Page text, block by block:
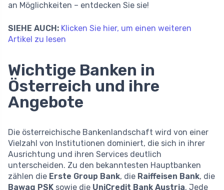
an Möglichkeiten – entdecken Sie sie!
SIEHE AUCH: Klicken Sie hier, um einen weiteren
Artikel zu lesen
Wichtige Banken in
Österreich und ihre
Angebote
Die österreichische Bankenlandschaft wird von einer
Vielzahl von Institutionen dominiert, die sich in ihrer
Ausrichtung und ihren Services deutlich
unterscheiden. Zu den bekanntesten Hauptbanken
zählen die Erste Group Bank, die Raiffeisen Bank, die
Bawag PSK sowie die UniCredit Bank Austria. Jede